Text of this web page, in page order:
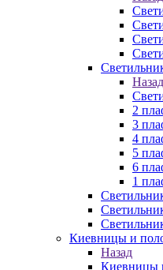
Назад
2
3
4
5
6
1
Киевницы и
Назад
Киевницы